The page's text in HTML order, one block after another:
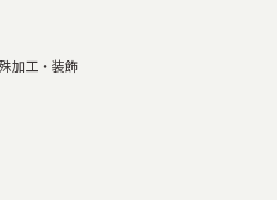
加工・装飾